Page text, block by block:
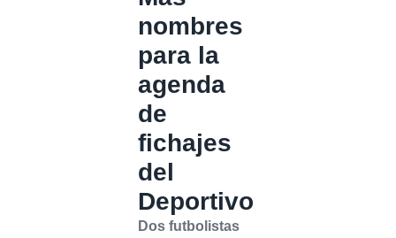
nombres
para la
agenda
de
fichajes
del
Deportivo
Dos futbolistas